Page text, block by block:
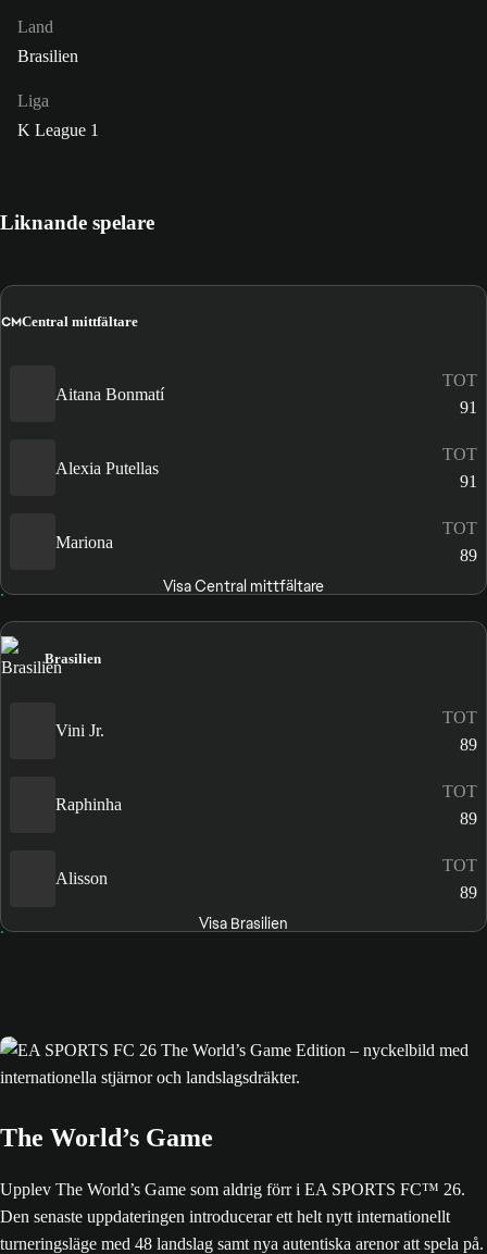
Land
Brasilien
Liga
K League 1
Liknande spelare
CMCentral mittfältare
Aitana Bonmatí
TOT
91
Alexia Putellas
TOT
91
Mariona
TOT
89
Visa Central mittfältare
Brasilien
Vini Jr.
TOT
89
Raphinha
TOT
89
Alisson
TOT
89
Visa Brasilien
The World’s Game
Upplev The World’s Game som aldrig förr i EA SPORTS FC™ 26.
Den senaste uppdateringen introducerar ett helt nytt internationellt
turneringsläge med 48 landslag samt nya autentiska arenor att spela på.